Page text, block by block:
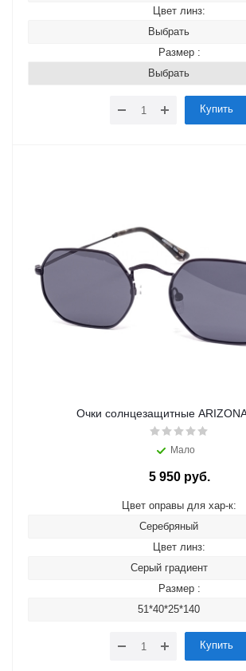
Цвет линз:
Выбрать
Размер :
Выбрать
Купить
Очки солнцезащитные
Мало
5 950 руб.
Цвет оправы для хар-к:
Серебряный
Цвет линз:
Серый градиент
Размер :
51*40*25*140
Купить